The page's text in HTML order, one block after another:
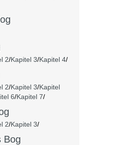
2/Kapitel 3/Kapitel 4/
2/Kapitel 3/Kapitel
6/Kapitel 7/
2/Kapitel 3/
Bog